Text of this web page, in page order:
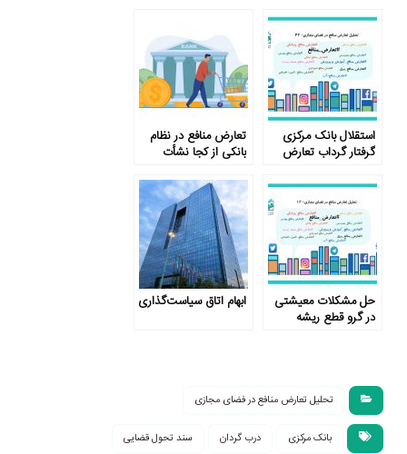
استقلال بانک مرکزی
گرفتار گرداب تعارض
تعارض منافع در نظام
بانکی از کجا نشأت
حل مشکلات معیشتی
در گرو قطع ریشه
ابهام اتاق سیاست‌گذاری
تحلیل تعارض منافع در فضای مجازی
بانک مرکزی درب گردان سند تحول قضایی